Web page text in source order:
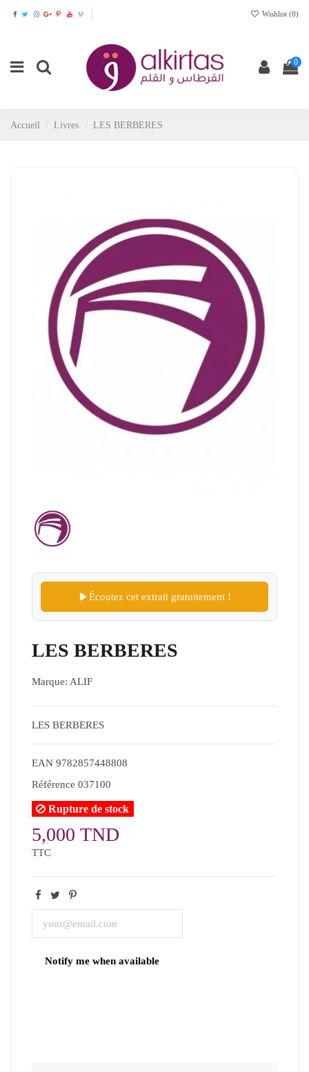
Wishlist (0)
0
Accueil Livres LES BERBERES
Écoutez cet extrait gratuitement !
LES BERBERES
Marque: ALIF
LES BERBERES
EAN 9782857448808
Référence 037100
Rupture de stock
5,000 TND
TTC